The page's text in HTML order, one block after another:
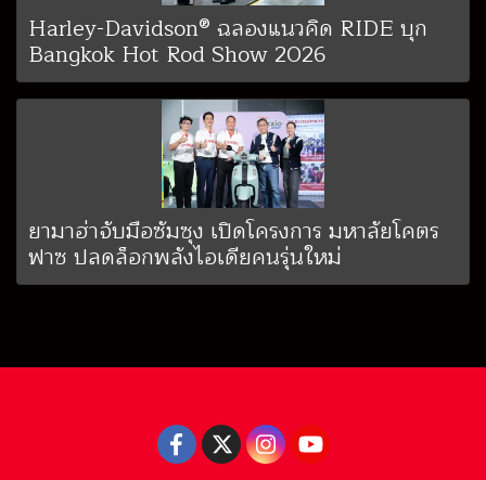
Harley-Davidson® ฉลองแนวคิด RIDE บุก
Bangkok Hot Rod Show 2026
ยามาฮ่าจับมือซัมซุง เปิดโครงการ มหาลัยโคตร
ฟาซ ปลดล็อกพลังไอเดียคนรุ่นใหม่